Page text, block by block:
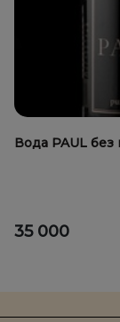
Вода PAUL без
35 000